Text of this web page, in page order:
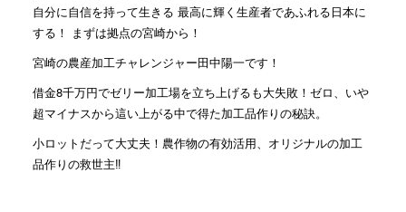
自分に自信を持って生きる 最高に輝く生産者であふれる日本に
する！ まずは拠点の宮崎から！
宮崎の農産加工チャレンジャー田中陽一です！
借金8千万円でゼリー加工場を立ち上げるも大失敗！ゼロ、いや
超マイナスから這い上がる中で得た加工品作りの秘訣。
小ロットだって大丈夫！農作物の有効活用、オリジナルの加工
品作りの救世主‼︎